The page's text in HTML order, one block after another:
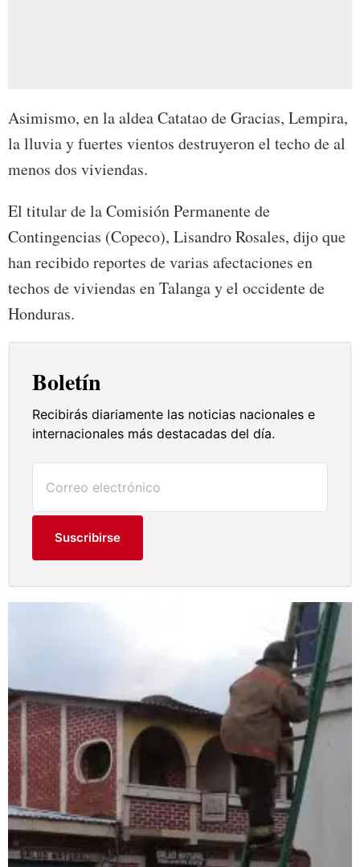
Asimismo, en la aldea Catatao de Gracias, Lempira,
la lluvia y fuertes vientos destruyeron el techo de al
menos dos viviendas.
El titular de la Comisión Permanente de
Contingencias (Copeco), Lisandro Rosales, dijo que
han recibido reportes de varias afectaciones en
techos de viviendas en Talanga y el occidente de
Honduras.
Boletín
Recibirás diariamente las noticias nacionales e
internacionales más destacadas del día.
Suscribirse